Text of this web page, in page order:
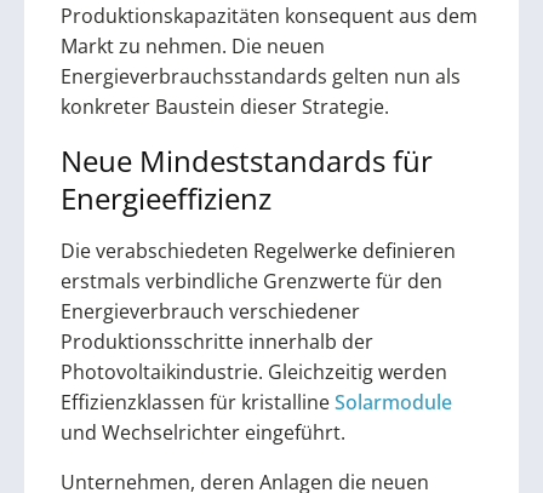
Produktionskapazitäten konsequent aus dem
Markt zu nehmen. Die neuen
Energieverbrauchsstandards gelten nun als
konkreter Baustein dieser Strategie.
Neue Mindeststandards für
Energieeffizienz
Die verabschiedeten Regelwerke definieren
erstmals verbindliche Grenzwerte für den
Energieverbrauch verschiedener
Produktionsschritte innerhalb der
Photovoltaikindustrie. Gleichzeitig werden
Effizienzklassen für kristallineSolarmodule
und Wechselrichter eingeführt.
Unternehmen, deren Anlagen die neuen